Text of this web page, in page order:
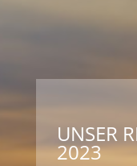
UNSER
2023